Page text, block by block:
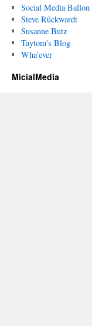
Social Media Ballon
Steve Rückwardt
Susanne Butz
Taytom's Blog
Wha'ever
MicialMedia